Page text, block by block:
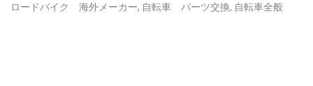
ロードバイク 海外メーカー, 自転車 パーツ交換, 自転車全般